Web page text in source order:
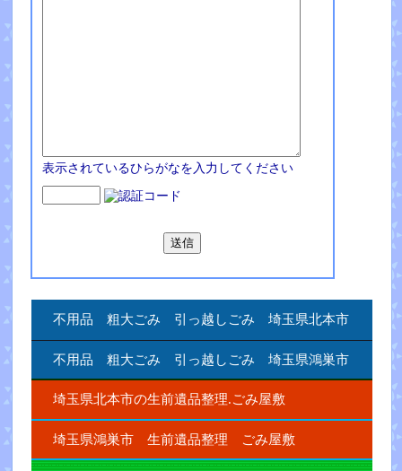
表示されているひらがなを入力してください
不用品 粗大ごみ 引っ越しごみ 埼玉県北本市
不用品 粗大ごみ 引っ越しごみ 埼玉県鴻巣市
埼玉県北本市の生前遺品整理.ごみ屋敷
埼玉県鴻巣市 生前遺品整理 ごみ屋敷